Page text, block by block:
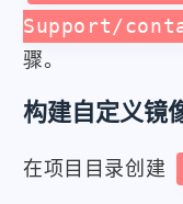
Support/
骤。
构建自定义镜
在项目目录创建